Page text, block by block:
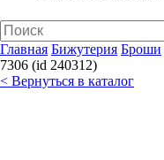
Главная Бижутерия Броши
7306 (id 240312)
< Вернуться в каталог